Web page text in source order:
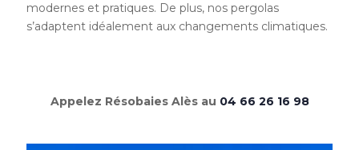
modernes et pratiques. De plus, nos pergolas
s’adaptent idéalement aux changements climatiques.
Appelez Résobaies Alès au 04 66 26 16 98